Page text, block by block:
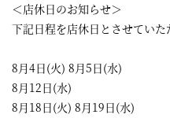
＜店休日のお知らせ＞
下記日程を店休日とさせていた
8月4日(火) 8月5日(水)
8月12日(水)
8月18日(火) 8月19日(水)